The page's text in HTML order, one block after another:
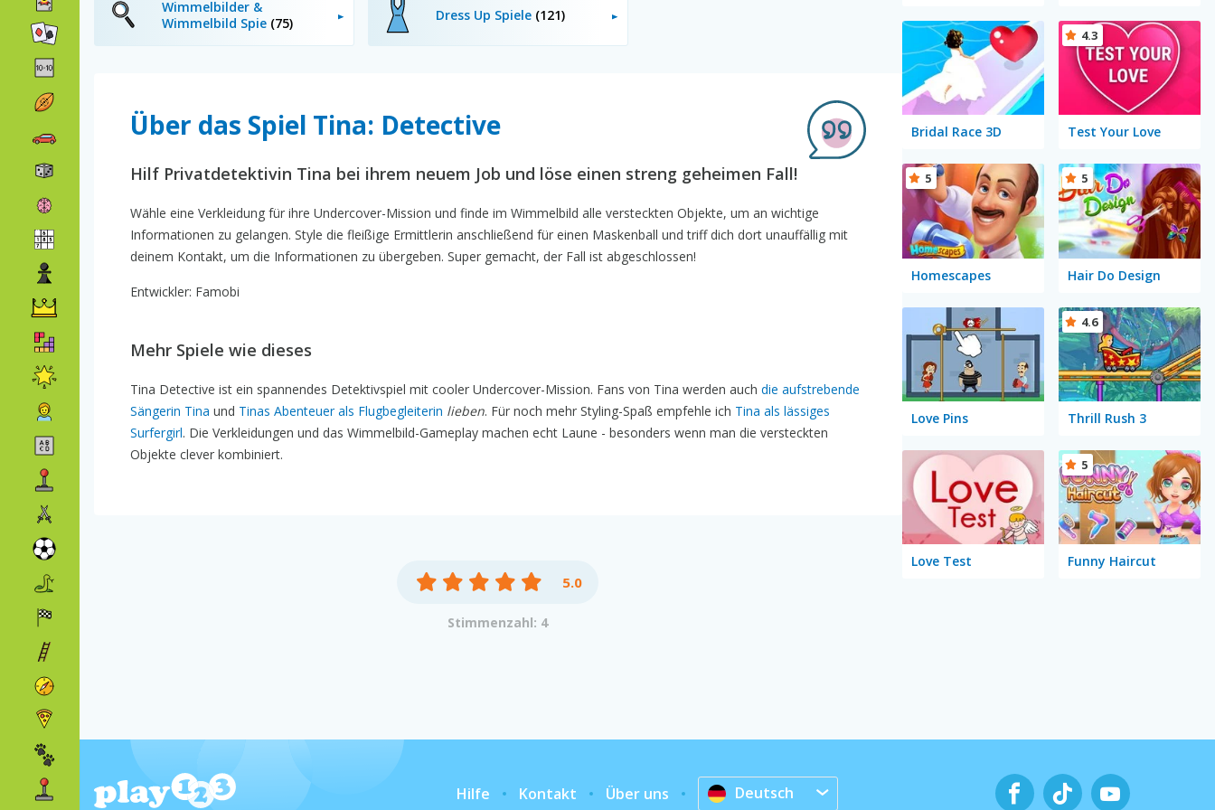
Wimmelbilder &
Wimmelbild Spie (75) Dress Up Spiele (121)
Über das Spiel Tina: Detective
Hilf Privatdetektivin Tina bei ihrem neuem Job und löse einen streng geheimen Fall!
Wähle eine Verkleidung für ihre Undercover-Mission und finde im Wimmelbild alle versteckten Objekte, um an wichtige
Informationen zu gelangen. Style die fleißige Ermittlerin anschließend für einen Maskenball und triff dich dort unauffällig mit
deinem Kontakt, um die Informationen zu übergeben. Super gemacht, der Fall ist abgeschlossen!
Entwickler: Famobi
Mehr Spiele wie dieses
Tina Detective ist ein spannendes Detektivspiel mit cooler Undercover-Mission. Fans von Tina werden auch die aufstrebende
Sängerin Tina und Tinas Abenteuer als Flugbegleiterin lieben. Für noch mehr Styling-Spaß empfehle ich Tina als lässiges
Surfergirl. Die Verkleidungen und das Wimmelbild-Gameplay machen echt Laune - besonders wenn man die versteckten
Objekte clever kombiniert.
5.0
Stimmenzahl: 4
Bridal Race 3D Test Your Love
4.3
Homescapes
5
Hair Do Design
5
Love Pins Thrill Rush 3
4.6
Love Test Funny Haircut
5
Hilfe Kontakt Über uns Deutsch